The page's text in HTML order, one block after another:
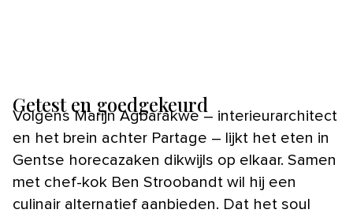
Getest en goedgekeurd
Volgens Marijn Agbarakwe – interieurarchitect
en het brein achter Partage – lijkt het eten in
Gentse horecazaken dikwijls op elkaar. Samen
met chef-kok Ben Stroobandt wil hij een
culinair alternatief aanbieden. Dat het soul